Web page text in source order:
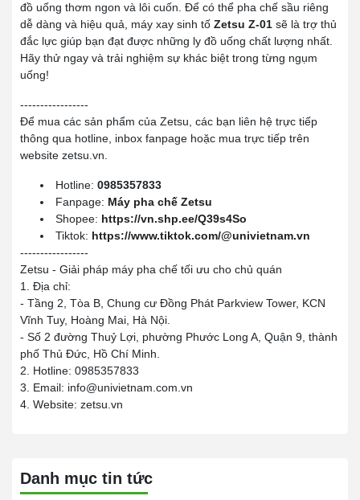
đồ uống thơm ngon và lôi cuốn. Để có thể pha chế sầu riêng
dễ dàng và hiệu quả, máy xay sinh tố Zetsu Z-01 sẽ là trợ thủ
đắc lực giúp bạn đạt được những ly đồ uống chất lượng nhất.
Hãy thử ngay và trải nghiệm sự khác biệt trong từng ngụm
uống!
-----------------
Để mua các sản phẩm của Zetsu, các bạn liên hệ trực tiếp
thông qua hotline, inbox fanpage hoặc mua trực tiếp trên
website zetsu.vn.
Hotline: 0985357833
Fanpage: Máy pha chế Zetsu
Shopee: https://vn.shp.ee/Q39s4So
Tiktok: https://www.tiktok.com/@univietnam.vn
-----------------
Zetsu - Giải pháp máy pha chế tối ưu cho chủ quán
1. Địa chỉ:
- Tầng 2, Tòa B, Chung cư Đồng Phát Parkview Tower, KCN
Vĩnh Tuy, Hoàng Mai, Hà Nội.
- Số 2 đường Thuỷ Lợi, phường Phước Long A, Quận 9, thành
phố Thủ Đức, Hồ Chí Minh.
2. Hotline: 0985357833
3. Email: info@univietnam.com.vn
4. Website: zetsu.vn
Danh mục tin tức